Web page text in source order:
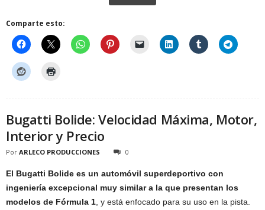
Comparte esto:
Bugatti Bolide: Velocidad Máxima, Motor,
Interior y Precio
Por ARLECO PRODUCCIONES 0
El Bugatti Bolide es un automóvil superdeportivo con
ingeniería excepcional muy similar a la que presentan los
modelos de Fórmula 1 , y está enfocado para su uso en la pista.